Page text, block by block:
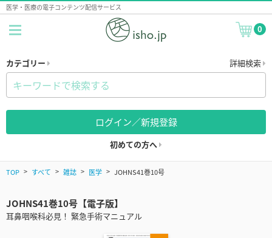
医学・医療の電子コンテンツ配信サービス
0
カテゴリー 詳細検索
ログイン／新規登録
初めての方へ
TOP すべて 雑誌 医学 JOHNS41巻10号
JOHNS41巻10号【電子版】
耳鼻咽喉科必見！ 緊急手術マニュアル